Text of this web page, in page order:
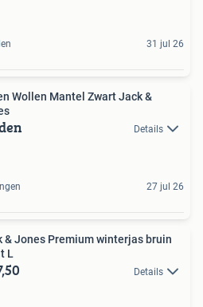
31 jul 26
Wollen Mantel Zwart Jack &
Details
27 jul 26
& Jones Premium winterjas bruin
L
Details